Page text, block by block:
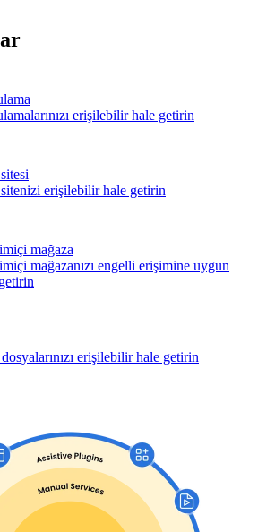
erişilebilir hale getirin
erişilebilir hale getirin
mağaza
mağazanızı engelli erişimine uygun
erişilebilir hale getirin